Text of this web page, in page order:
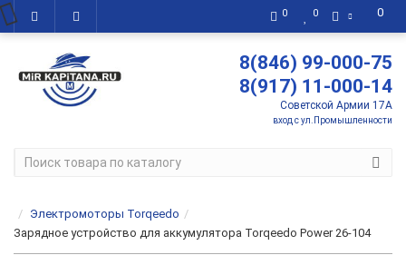
0
0 0
8(846) 99-000-75
8(917) 11-000-14
Советской Армии 17А
вход с ул.Промышленности
Электромоторы Torqeedo
Зарядное устройство для аккумулятора Torqeedo Power 26-104